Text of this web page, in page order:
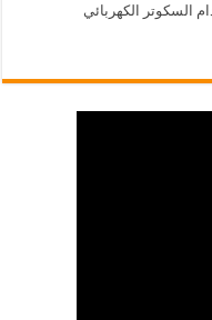
السكوتر الكهربائي